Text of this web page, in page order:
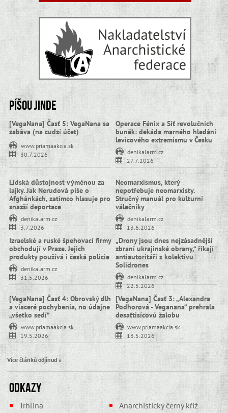
Píšou jinde
[VegaNana] Časť 5: VegaNana sa
zabáva (na cudzí účet)
www.priamaakcia.sk
30.7.2026
Operace Fénix a Síť revolučních
buněk: dekáda marného hledání
levicového extremismu v Česku
denikalarm.cz
27.7.2026
Lidská důstojnost výměnou za
lajky. Jak Nerudová píše o
Afghánkách, zatímco hlasuje pro
snazší deportace
denikalarm.cz
3.7.2026
Neomarxismus, který
nepotřebuje neomarxisty.
Stručný manuál pro kulturní
válečníky
denikalarm.cz
13.6.2026
Izraelské a ruské špehovací firmy
obchodují v Praze. Jejich
produkty používá i česká policie
denikalarm.cz
31.5.2026
„Drony jsou dnes nejzásadnější
zbraní ukrajinské obrany,“ říkají
antiautoritáři z kolektivu
Solidrones
denikalarm.cz
22.5.2026
[VegaNana] Časť 4: Obrovský dlh
a viaceré pochybenia, no údajne
„všetko sedí“
www.priamaakcia.sk
19.5.2026
[VegaNana] Časť 3: „Alexandra
Podhorová - Veganana“ prehrala
desaťtisícovú žalobu
www.priamaakcia.sk
13.5.2026
Více článků odjinud »
Odkazy
Trhlina
Anarchistický černý kříž